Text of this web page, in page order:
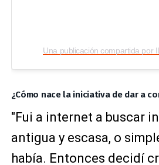
¿Cómo nace la iniciativa de dar a
"Fui a internet a buscar
antigua y escasa, o
había. Entonces decidí